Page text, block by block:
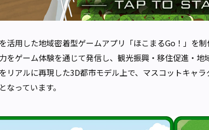
活用した地域密着型ゲームアプリ「ほこまるGo！」を制
をゲーム体験を通じて発信し、観光振興・移住促進・地
リアルに再現した3D都市モデル上で、マスコットキャ
なっています。